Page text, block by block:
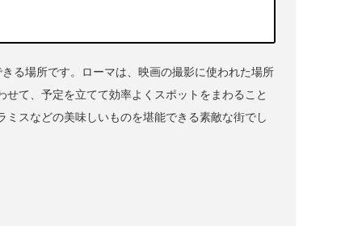
る場所です。ローマは、映画の撮影に使われた場所
て、予定を立てて効率よくスポットをまわること
スなどの美味しいものを堪能できる素敵な街でし